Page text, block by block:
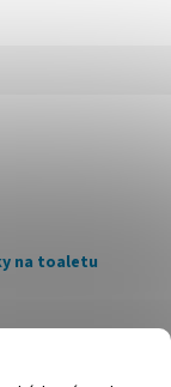
na toaletu